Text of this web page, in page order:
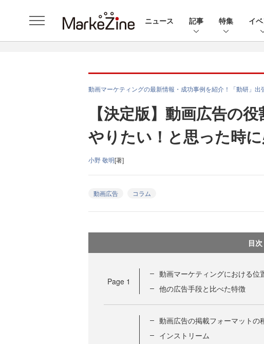
ニュース 記事 特集 イ
動画マーケティングの最新情報・成功事例を紹介！「動研」出
【決定版】動画広告の
やりたい！と思った時
小野 敬明[著]
動画広告 コラム
目次
Page 1
動画マーケティングにおける位
他の広告手段と比べた特徴
動画広告の掲載フォーマットの
インストリーム